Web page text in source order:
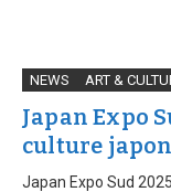
NEWS ART &
Japan Expo
culture
Japan Expo Sud